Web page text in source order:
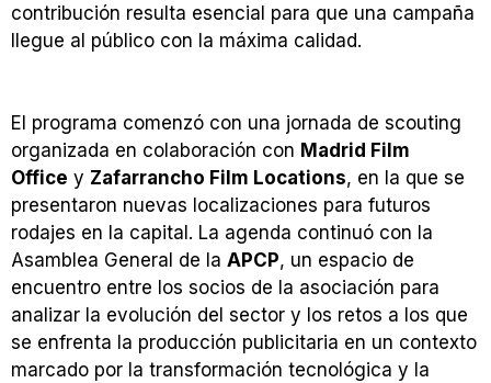
contribución resulta esencial para que una campaña
llegue al público con la máxima calidad.
El programa comenzó con una jornada de scouting
organizada en colaboración con Madrid Film
Office y Zafarrancho Film Locations, en la que se
presentaron nuevas localizaciones para futuros
rodajes en la capital. La agenda continuó con la
Asamblea General de la APCP, un espacio de
encuentro entre los socios de la asociación para
analizar la evolución del sector y los retos a los que
se enfrenta la producción publicitaria en un contexto
marcado por la transformación tecnológica y la